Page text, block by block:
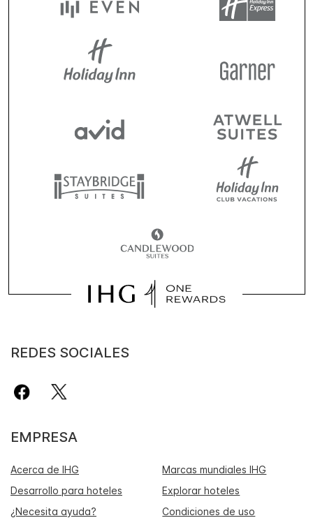
REDES SOCIALES
EMPRESA
Acerca de IHG
Marcas mundiales IHG
Desarrollo para hoteles
Explorar hoteles
¿Necesita ayuda?
Condiciones de uso